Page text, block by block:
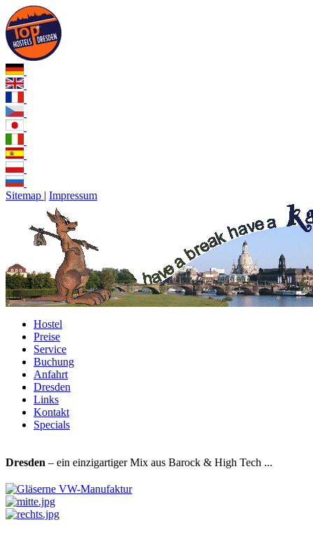
Sitemap | Impressum
Hostel
Preise
Service
Buchung
Anfahrt
Dresden
Links
Kontakt
Specials
Dresden – ein einzigartiger Mix aus Barock & High Tech ...